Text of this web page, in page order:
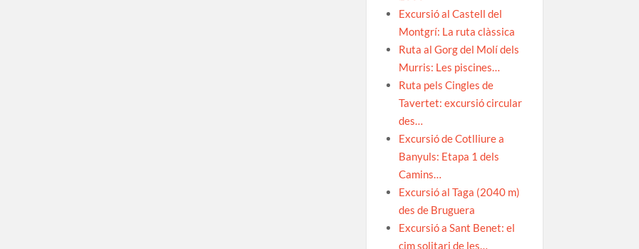
Excursió al Castell del
Montgrí: La ruta clàssica
Ruta al Gorg del Molí dels
Murris: Les piscines…
Ruta pels Cingles de
Tavertet: excursió circular
des…
Excursió de Cotlliure a
Banyuls: Etapa 1 dels
Camins…
Excursió al Taga (2040 m)
des de Bruguera
Excursió a Sant Benet: el
cim solitari de les…